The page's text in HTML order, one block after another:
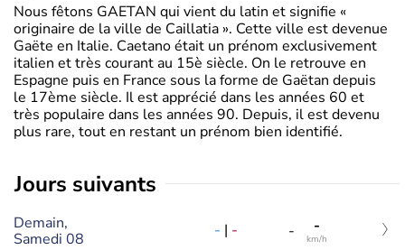
Nous fêtons GAETAN qui vient du latin et signifie «
originaire de la ville de Caillatia ». Cette ville est devenue
Gaëte en Italie. Caetano était un prénom exclusivement
italien et très courant au 15è siècle. On le retrouve en
Espagne puis en France sous la forme de Gaëtan depuis
le 17ème siècle. Il est apprécié dans les années 60 et
très populaire dans les années 90. Depuis, il est devenu
plus rare, tout en restant un prénom bien identifié.
jours suivants
Demain,
Samedi 08
- | - - -
km/h